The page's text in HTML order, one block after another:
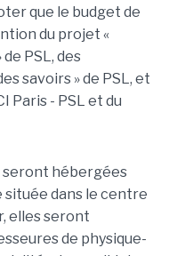
que le budget de
du projet «
PSL, des
savoirs » de PSL, et
Paris - PSL et du
seront hébergées
située dans le centre
elles seront
de physique-